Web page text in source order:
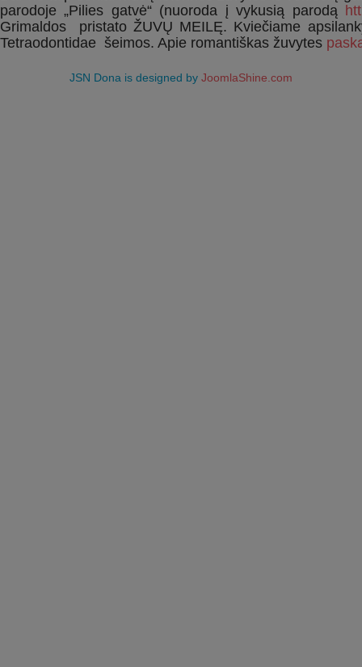
parodoje „Pilies gatvė“ (nuoroda į vykusią parodą
Grimaldos pristato ŽUVŲ MEILĘ. Kviečiame
Tetraodontidae šeimos. Apie romantiškas žuvytes
JSN Dona is designed by JoomlaShine.com